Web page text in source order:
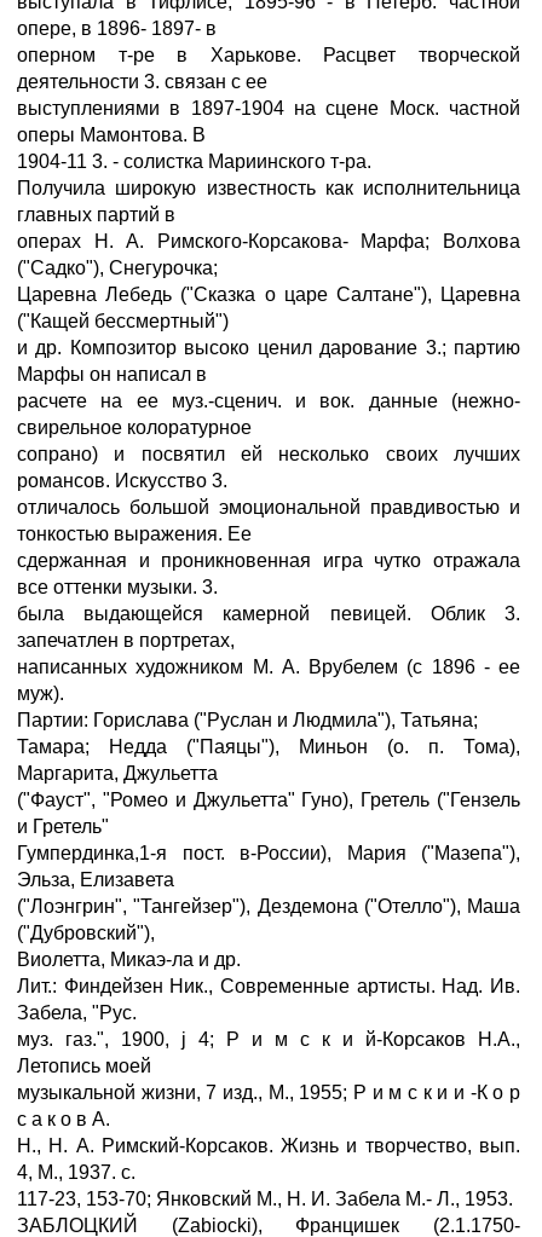
опере, в 1896- 1897- в
оперном т-ре в Харькове. Расцвет творческой
деятельности 3. связан с ее
выступлениями в 1897-1904 на сцене Моск. частной
оперы Мамонтова. В
1904-11 3. - солистка Мариинского т-ра.
Получила широкую известность как исполнительница
главных партий в
операх Н. А. Римского-Корсакова- Марфа; Волхова
("Садко"), Снегурочка;
Царевна Лебедь ("Сказка о царе Салтане"), Царевна
("Кащей бессмертный")
и др. Композитор высоко ценил дарование 3.; партию
Марфы он написал в
расчете на ее муз.-сценич. и вок. данные (нежно-
свирельное колоратурное
сопрано) и посвятил ей несколько своих лучших
романсов. Искусство 3.
отличалось большой эмоциональной правдивостью и
тонкостью выражения. Ее
сдержанная и проникновенная игра чутко отражала
все оттенки музыки. 3.
была выдающейся камерной певицей. Облик 3.
запечатлен в портретах,
написанных художником М. А. Врубелем (с 1896 - ее
муж).
Партии: Горислава ("Руслан и Людмила"), Татьяна;
Тамара; Недда ("Паяцы"), Миньон (о. п. Тома),
Маргарита, Джульетта
("Фауст", "Ромео и Джульетта" Гуно), Гретель ("Гензель
и Гретель"
Гумпердинка,1-я пост. в-России), Мария ("Мазепа"),
Эльза, Елизавета
("Лоэнгрин", "Тангейзер"), Дездемона ("Отелло"), Маша
("Дубровский"),
Виолетта, Микаэ-ла и др.
Лит.: Финдейзен Ник., Современные артисты. Над. Ив.
Забела, "Рус.
муз. газ.", 1900, ј 4; P и м с к и й-Корсаков Н.А.,
Летопись моей
музыкальной жизни, 7 изд., М., 1955; P и м с к и и -К о p
с а к о в А.
Н., Н. А. Римский-Корсаков. Жизнь и творчество, вып.
4, М., 1937. с.
117-23, 153-70; Янковский М., Н. И. Забела М.- Л., 1953.
ЗАБЛОЦКИЙ (Zabiocki), Францишек (2.1.1750-